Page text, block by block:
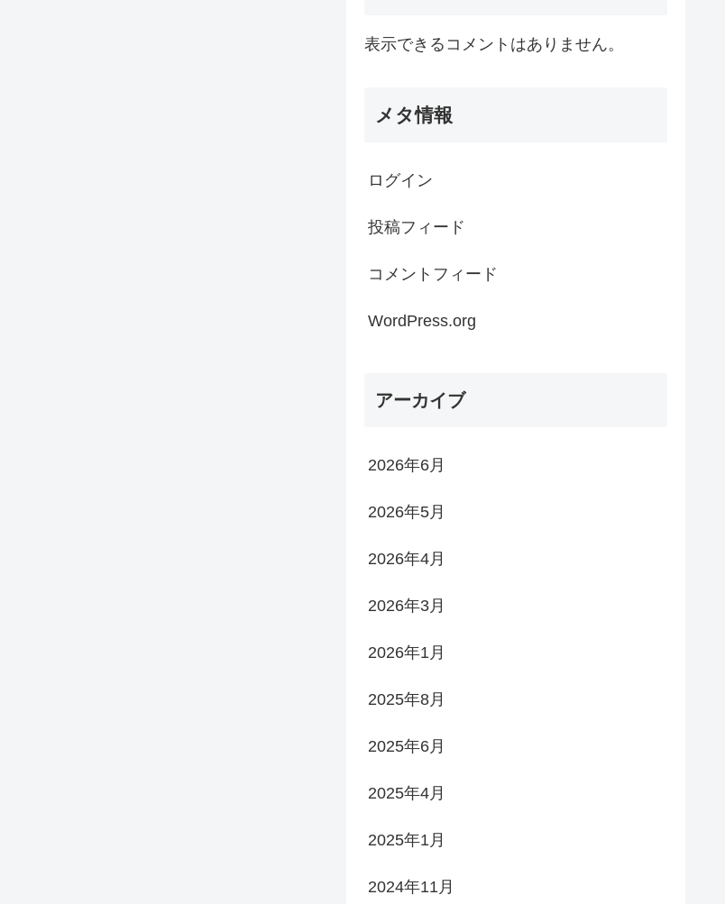
表示できるコメントはありません。
メタ情報
ログイン
投稿フィード
コメントフィード
WordPress.org
アーカイブ
2026年6月
2026年5月
2026年4月
2026年3月
2026年1月
2025年8月
2025年6月
2025年4月
2025年1月
2024年11月